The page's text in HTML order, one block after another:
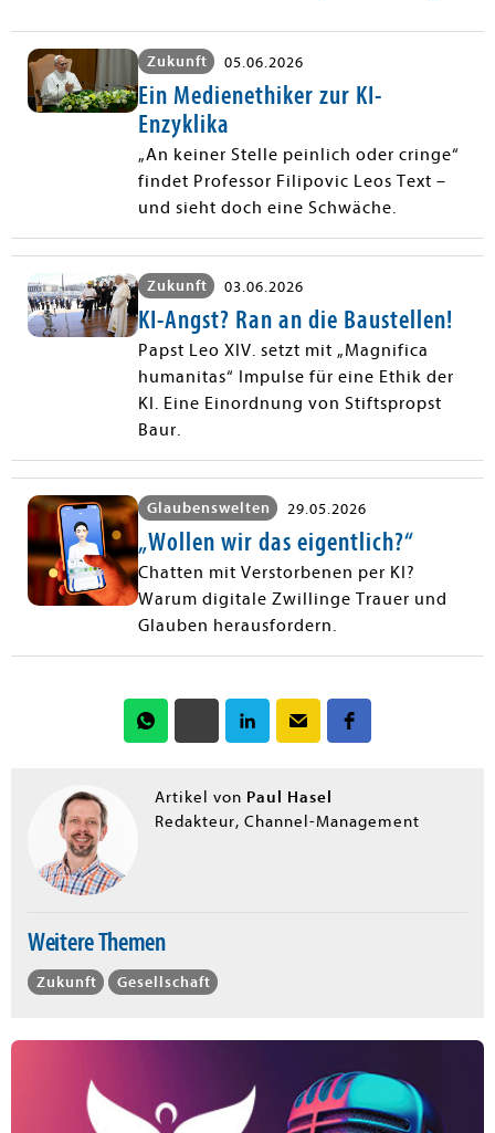
Zukunft 05.06.2026
Ein Medienethiker zur KI-
Enzyklika
„An keiner Stelle peinlich oder cringe“
findet Professor Filipovic Leos Text –
und sieht doch eine Schwäche.
Zukunft 03.06.2026
KI-Angst? Ran an die Baustellen!
Papst Leo XIV. setzt mit „Magnifica
humanitas“ Impulse für eine Ethik der
KI. Eine Einordnung von Stiftspropst
Baur.
Glaubenswelten 29.05.2026
„Wollen wir das eigentlich?“
Chatten mit Verstorbenen per KI?
Warum digitale Zwillinge Trauer und
Glauben herausfordern.
Artikel von Paul Hasel
Redakteur, Channel-Management
Weitere Themen
Zukunft Gesellschaft